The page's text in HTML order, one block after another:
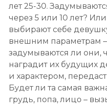
лет 25-30.
через 5 или 10 лет?
выбирают себе
внешним параметрам
задумываются ли они,
наградит их будущих
и характером,
Будет ли та самая
грудь, попа, лицо –